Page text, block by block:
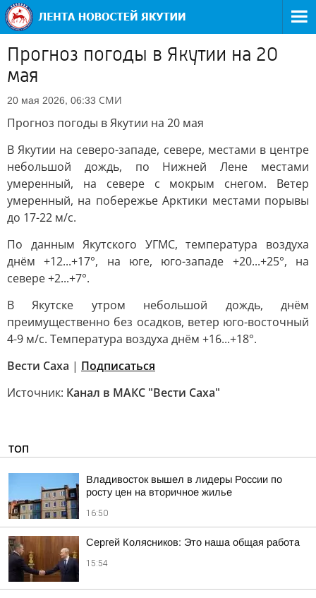
Прогноз погоды в Якутии на 20
мая
20 мая 2026, 06:33 СМИ
Прогноз погоды в Якутии на 20 мая
В Якутии на северо-западе, севере, местами в центре
небольшой дождь, по Нижней Лене местами
умеренный, на севере с мокрым снегом. Ветер
умеренный, на побережье Арктики местами порывы
до 17-22 м/с.
По данным Якутского УГМС, температура воздуха
днём +12...+17°, на юге, юго-западе +20...+25°, на
севере +2...+7°.
В Якутске утром небольшой дождь, днём
преимущественно без осадков, ветер юго-восточный
4-9 м/с. Температура воздуха днём +16...+18°.
Вести Саха | Подписаться
Источник: Канал в МАКС "Вести Саха"
ТОП
Владивосток вышел в лидеры России по
росту цен на вторичное жилье
16:50
Сергей Колясников: Это наша общая работа
15:54